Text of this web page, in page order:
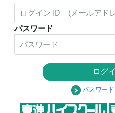
パスワード
ログ
パスワー